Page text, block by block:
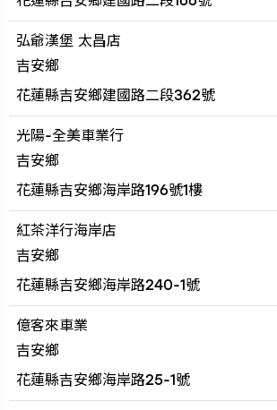
弘爺漢堡 太昌店
吉安鄉
花蓮縣吉安鄉建國路二段362號
光陽-全美車業行
吉安鄉
花蓮縣吉安鄉海岸路196號1樓
紅茶洋行海岸店
吉安鄉
花蓮縣吉安鄉海岸路240-1號
億客來車業
吉安鄉
花蓮縣吉安鄉海岸路25-1號